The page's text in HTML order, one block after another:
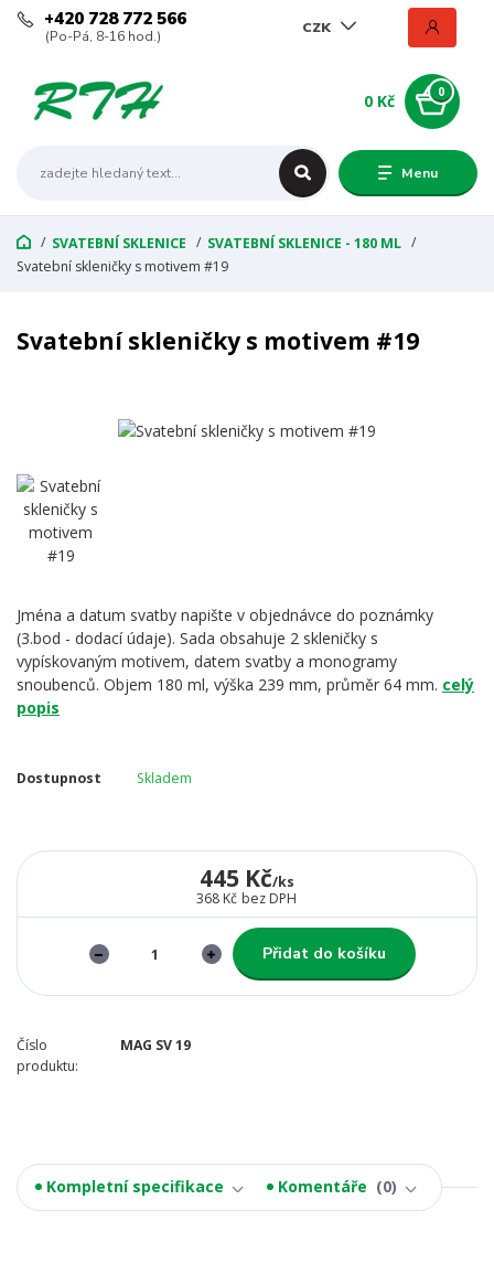
Menu
CZK
+420 728 772 566
(Po-Pá, 8-16 hod.)
0
0 Kč
SVATEBNÍ SKLENICE
SVATEBNÍ SKLENICE - 180 ML
Svatební skleničky s motivem #19
Svatební skleničky s motivem #19
Jména a datum svatby napište v objednávce do poznámky
(3.bod - dodací údaje). Sada obsahuje 2 skleničky s
vypískovaným motivem, datem svatby a monogramy
snoubenců. Objem 180 ml, výška 239 mm, průměr 64 mm. celý
popis
Dostupnost Skladem
445 Kč/ks
368 Kč bez DPH
Přidat do košíku
Číslo
produktu:
MAG SV 19
Kompletní specifikace Komentáře 0